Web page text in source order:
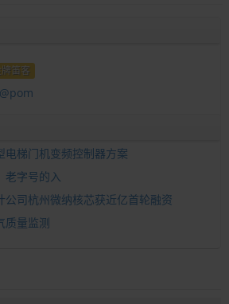
笛客
@pom
电梯门机变频控制器方案
老字号的入
公司杭州微纳核芯获近亿首轮融资
质量监测